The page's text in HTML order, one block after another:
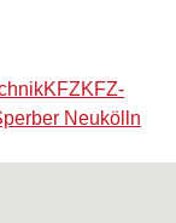
KFZKFZ-
Neukölln